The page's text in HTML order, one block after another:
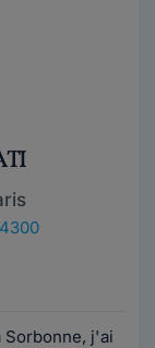
Sorbonne, j'ai